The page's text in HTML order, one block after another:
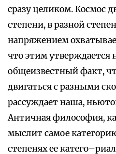
сразу целиком. Космос
степени, в разной
напряжением
что этим утверждается
общеизвестный факт,
двигаться с разными
рассуждает наша,
Античная философия,
мыслит самое
степенях ее